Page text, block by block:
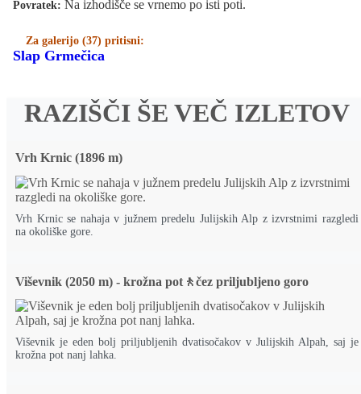
Povratek: Na izhodišče se vrnemo po isti poti.
Za galerijo (37) pritisni:
Slap Grmečica
RAZIŠČI ŠE VEČ IZLETOV
Vrh Krnic (1896 m)
Vrh Krnic se nahaja v južnem predelu Julijskih Alp z izvrstnimi razgledi
na okoliške gore.
Viševnik (2050 m) - krožna pot🚶čez priljubljeno goro
Viševnik je eden bolj priljubljenih dvatisočakov v Julijskih Alpah, saj je
krožna pot nanj lahka.